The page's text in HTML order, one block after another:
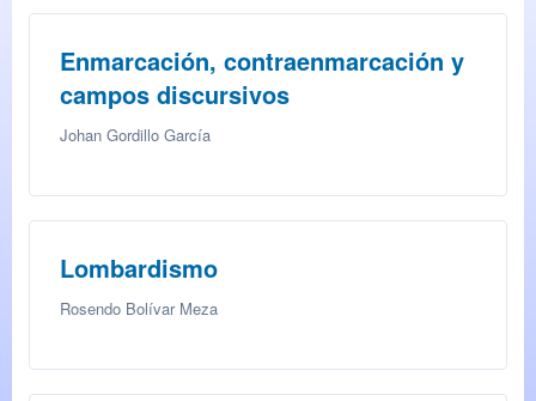
Enmarcación, contraenmarcación y
campos discursivos
Johan Gordillo García
Lombardismo
Rosendo Bolívar Meza